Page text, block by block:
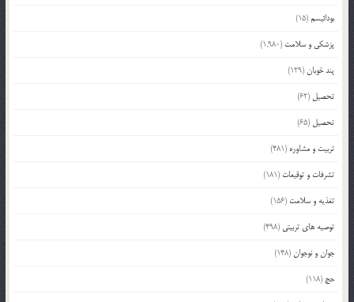
بودائیسم(15)
پزشکی و سلامت (1,980)
پند خوبان(129)
تحصیل (62)
تحصیل (65)
تربیت و مشاوره (481)
تشرفات و توقیعات (181)
تغذیه و سلامت (156)
توصیه های تربیتی (498)
جوان و نوجوان(148)
حج (118)